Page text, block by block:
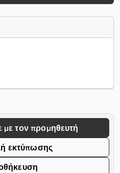
με τον προμηθευτή
εκτύπωσης